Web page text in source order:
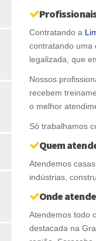
Contratando a
contratando uma
legalizada, que
Nossos
recebem
o melhor
Só trabalhamos
Quem
Atendemos
indústrias,
Onde
Atendemos todo
destacada na